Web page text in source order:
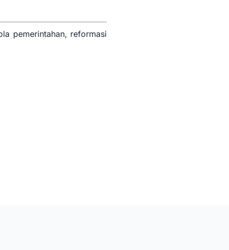
pemerintahan, reformasi